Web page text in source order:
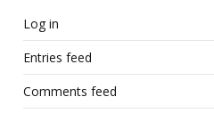
Log in
Entries feed
Comments feed